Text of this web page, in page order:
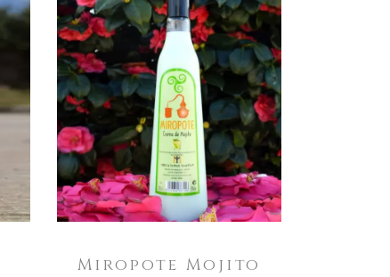
ENGADIR AO CARRO
Miropote Mojito